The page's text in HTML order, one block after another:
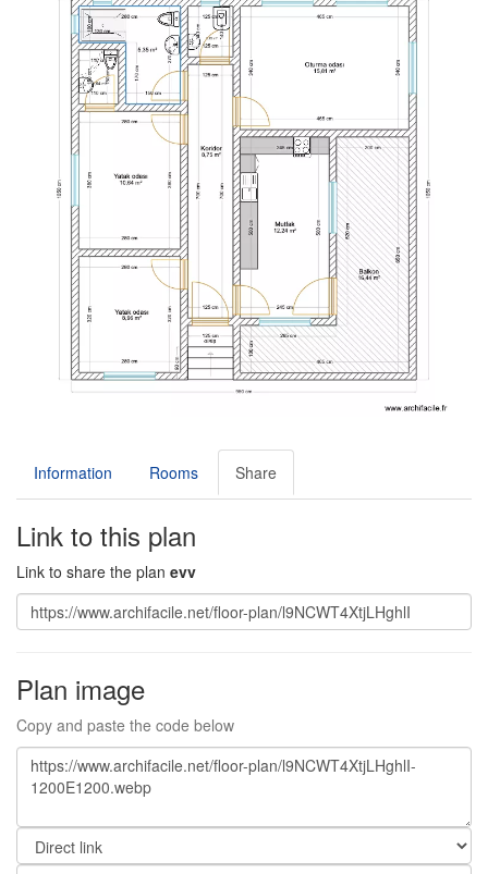
Information Rooms Share
Link to this plan
Link to share the plan evv
Plan image
Copy and paste the code below